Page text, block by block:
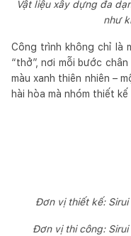
Vật liệu xây dựng đa
như
Công trình không chỉ là
“thở”, nơi mỗi bước
màu xanh thiên nhiên –
hài hòa mà nhóm thiết
Đơn vị thiết kế:
Đơn vị thi công: